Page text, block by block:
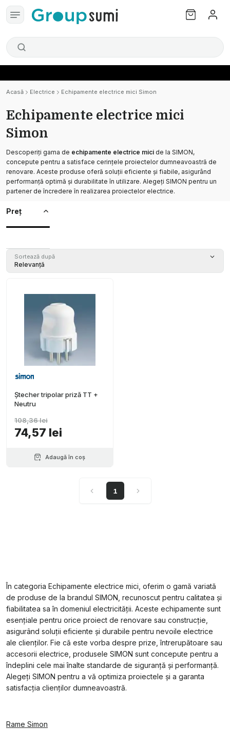
Acasă Electrice Echipamente electrice mici Simon
Echipamente electrice mici
Simon
Descoperiți gama de echipamente electrice mici de la SIMON,
concepute pentru a satisface cerințele proiectelor dumneavoastră de
renovare. Aceste produse oferă soluții eficiente și fiabile, asigurând
performanță optimă și durabilitate în utilizare. Alegeți SIMON pentru un
partener de încredere în realizarea proiectelor electrice.
Preț
Sortează după
Relevanță
Ștecher tripolar priză TT +
Neutru
74,57 lei
108,36 lei
Adaugă în coș
1
În categoria Echipamente electrice mici, oferim o gamă variată
de produse de la brandul SIMON, recunoscut pentru calitatea și
fiabilitatea sa în domeniul electricității. Aceste echipamente sunt
esențiale pentru orice proiect de renovare sau construcție,
asigurând soluții eficiente și durabile pentru nevoile electrice
ale clienților. Fie că este vorba despre prize, întrerupătoare sau
accesorii electrice, produsele SIMON sunt concepute pentru a
îndeplini cele mai înalte standarde de siguranță și performanță.
Alegeți SIMON pentru a vă optimiza proiectele și a garanta
satisfacția clienților dumneavoastră.
Rame Simon